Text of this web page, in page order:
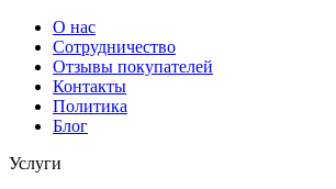
О нас
Сотрудничество
Отзывы покупателей
Контакты
Политика
Блог
Услуги